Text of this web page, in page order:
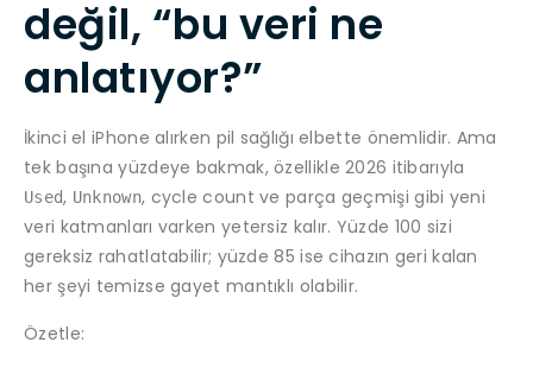
değil, “bu veri ne
anlatıyor?”
İkinci el iPhone alırken pil sağlığı elbette önemlidir. Ama
tek başına yüzdeye bakmak, özellikle 2026 itibarıyla
Used, Unknown, cycle count ve parça geçmişi gibi yeni
veri katmanları varken yetersiz kalır. Yüzde 100 sizi
gereksiz rahatlatabilir; yüzde 85 ise cihazın geri kalan
her şeyi temizse gayet mantıklı olabilir.
Özetle: